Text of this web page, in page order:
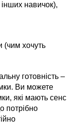
інших навичок),
(чим хочуть
готовність –
Ви можете
які мають сенс
потрібно